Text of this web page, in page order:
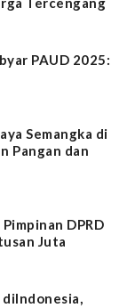
PAUD 2025:
Semangka di
Pangan dan
DPRD
Juta